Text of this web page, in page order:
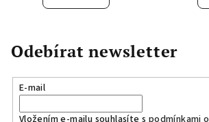
Odebírat newsletter
E-mail
Vložením e-mailu souhlasíte s podmínkami